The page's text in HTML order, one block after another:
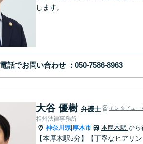
します。
電話でお問い合わせ
大谷 優樹 弁護士 インタビュー
相州法律事務所
神奈川県| 厚木市 本厚木駅 から
【本厚木駅5分】【丁寧なヒアリ